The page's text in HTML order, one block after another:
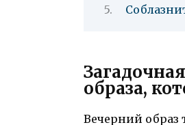
образа,
Вечерний образ